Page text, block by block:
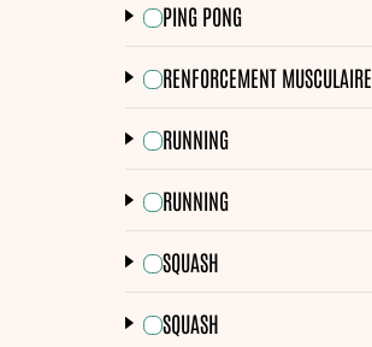
PING PONG
RENFORCEMENT MUSCULAIRE
RUNNING
RUNNING
SQUASH
SQUASH